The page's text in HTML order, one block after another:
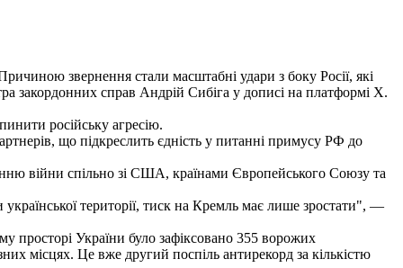
звернення стали масштабні удари з боку Росії, які
закордонних справ Андрій Сибіга у дописі на платформі Х.
російську агресію.
що підкреслить єдність у питанні примусу РФ до
війни спільно зі США, країнами Європейського Союзу та
території, тиск на Кремль має лише зростати", —
просторі України було зафіксовано 355 ворожих
місцях. Це вже другий поспіль антирекорд за кількістю